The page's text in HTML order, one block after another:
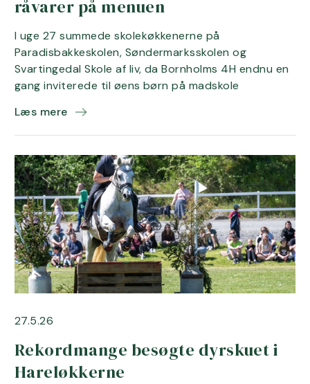
råvarer på menuen
I uge 27 summede skolekøkkenerne på
Paradisbakkeskolen, Søndermarksskolen og
Svartingedal Skole af liv, da Bornholms 4H endnu en
gang inviterede til øens børn på madskole
Læs mere
27.5.26
Rekordmange besøgte dyrskuet i
Hareløkkerne